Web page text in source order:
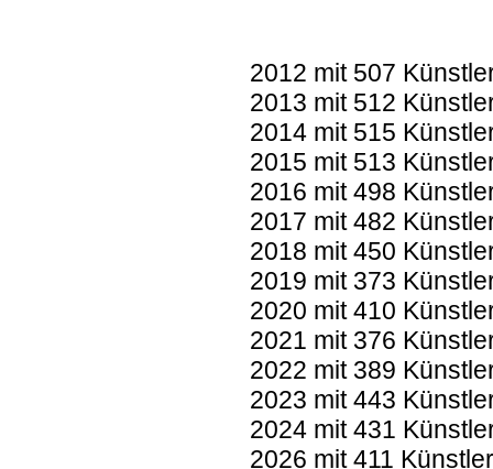
2012 mit 507
2013 mit 512
2014 mit 515
2015 mit 513
2016 mit 498
2017 mit 482
2018 mit 450
2019 mit 373
2020 mit 410
2021 mit 376
2022 mit 389
2023 mit 443
2024 mit 431
2026 mit 411